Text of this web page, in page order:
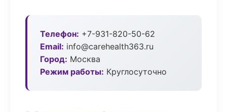
Телефон: +7-931-820-50-62
Email: info@carehealth363.ru
Город: Москва
Режим работы: Круглосуточно